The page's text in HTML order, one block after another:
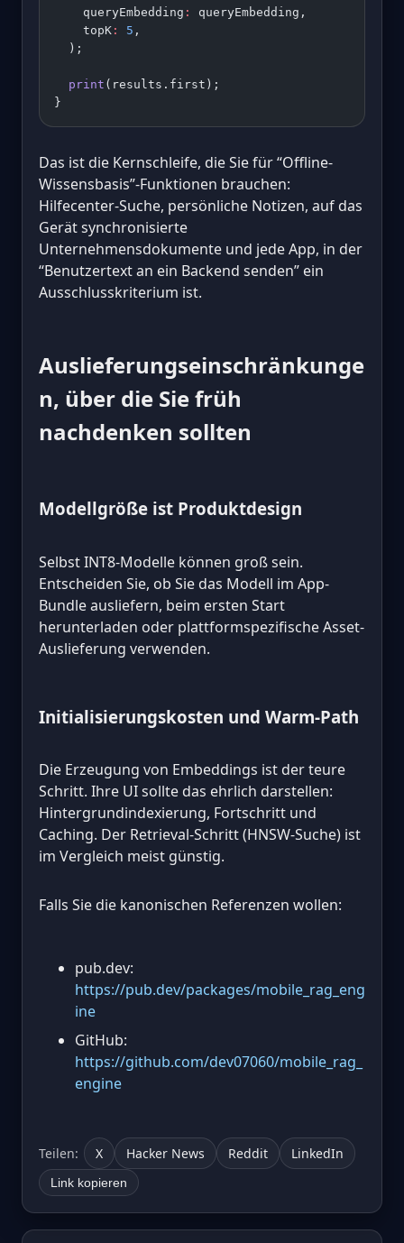
    queryEmbedding
:
queryEmbedding,
    topK
: 5 ,
  );
  print
(results.first);
}
Das ist die Kernschleife, die Sie für “Offline-
Wissensbasis”-Funktionen brauchen:
Hilfecenter-Suche, persönliche Notizen, auf das
Gerät synchronisierte
Unternehmensdokumente und jede App, in der
“Benutzertext an ein Backend senden” ein
Ausschlusskriterium ist.
Auslieferungseinschränkunge
n, über die Sie früh
nachdenken sollten
Modellgröße ist Produktdesign
Selbst INT8-Modelle können groß sein.
Entscheiden Sie, ob Sie das Modell im App-
Bundle ausliefern, beim ersten Start
herunterladen oder plattformspezifische Asset-
Auslieferung verwenden.
Initialisierungskosten und Warm-Path
Die Erzeugung von Embeddings ist der teure
Schritt. Ihre UI sollte das ehrlich darstellen:
Hintergrundindexierung, Fortschritt und
Caching. Der Retrieval-Schritt (HNSW-Suche) ist
im Vergleich meist günstig.
Falls Sie die kanonischen Referenzen wollen:
pub.dev:
https://pub.dev/packages/mobile_rag_eng
ine
GitHub:
https://github.com/dev07060/mobile_rag_
engine
Teilen: X Hacker News Reddit LinkedIn
Link kopieren